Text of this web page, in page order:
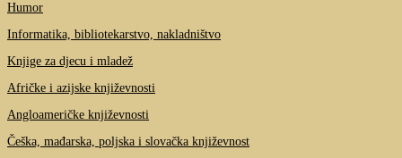
Humor
Informatika, bibliotekarstvo, nakladništvo
Knjige za djecu i mladež
Afričke i azijske književnosti
Angloameričke književnosti
Češka, mađarska, poljska i slovačka književnost